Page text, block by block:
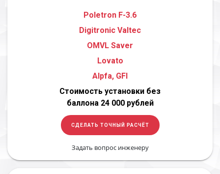
Poletron F-3.6
Digitronic Valtec
OMVL Saver
Lovato
Alpfa, GFI
Стоимость установки без
баллона 24 000 рублей
СДЕЛАТЬ ТОЧНЫЙ РАСЧЁТ
Задать вопрос инженеру